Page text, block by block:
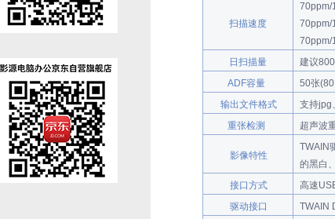
扫描速度
70ppm/
70ppm/
70ppm/
日扫描量
建议
ADF容量
50张
输出文件格式
支持jpg
重张检测
超声波
影像特性
TWAIN
的黑白
接口方式
高速
驱动接口
TWAIN